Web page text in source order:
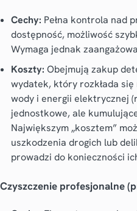
Cechy: Pełna kontrola nad
dostępność, możliwość
Wymaga jednak
Koszty: Obejmują zakup
wydatek, który rozkłada
wody i energii elektrycznej
jednostkowe, ale
Największym „kosztem”
uszkodzenia drogich lub
prowadzi do konieczności
Czyszczenie profesjonalne